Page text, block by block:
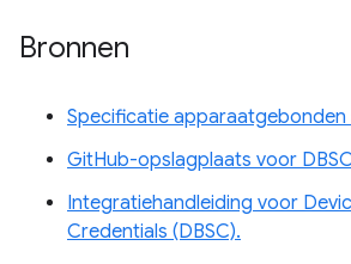
Bronnen
Specificatie apparaatgebonden
GitHub-opslagplaats voor DBSC
Integratiehandleiding voor
Credentials (DBSC).